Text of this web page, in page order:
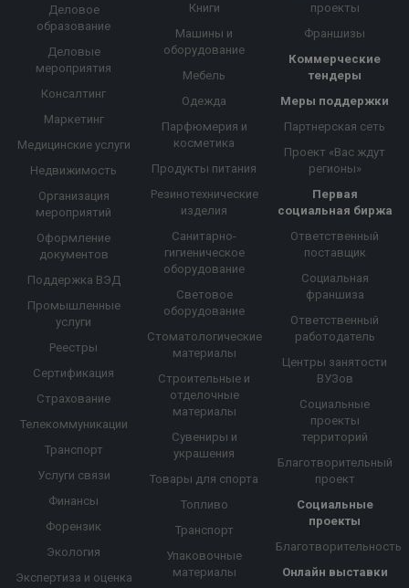
Деловое
образование
Деловые
мероприятия
Консалтинг
Маркетинг
Медицинские услуги
Недвижимость
Организация
мероприятий
Оформление
документов
Поддержка ВЭД
Промышленные
услуги
Реестры
Сертификация
Страхование
Телекоммуникации
Транспорт
Услуги связи
Финансы
Форензик
Экология
Экспертиза и оценка
Книги
Машины и
оборудование
Мебель
Одежда
Парфюмерия и
косметика
Продукты питания
Резинотехнические
изделия
Санитарно-
гигиеническое
оборудование
Световое
оборудование
Стоматологические
материалы
Строительные и
отделочные
материалы
Сувениры и
украшения
Товары для спорта
Топливо
Транспорт
Упаковочные
материалы
проекты
Франшизы
Коммерческие
тендеры
Меры поддержки
Партнерская сеть
Проект «Вас ждут
регионы»
Первая
социальная биржа
Ответственный
поставщик
Социальная
франшиза
Ответственный
работодатель
Центры занятости
ВУЗов
Социальные
проекты
территорий
Благотворительный
проект
Социальные
проекты
Благотворительность
Онлайн выставки